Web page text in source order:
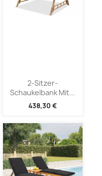
2-Sitzer-
Schaukelbank Mit...
438,30 €